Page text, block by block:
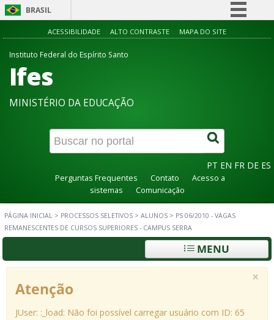
BRASIL
Simplifique!
Canais
ACESSIBILIDADE ALTO CONTRASTE MAPA DO SITE
Instituto Federal do Espírito Santo
Ifes
MINISTÉRIO DA EDUCAÇÃO
PT EN FR DE ES
Perguntas Frequentes Contato
Acesso a
sistemas
Comunicação
PÁGINA INICIAL > PROCESSOS SELETIVOS > ALUNOS > PS 06/2010 - VAGAS
REMANESCENTES DE CURSOS SUPERIORES - CAMPUS SERRA
MENU
×
Atenção
JUser: :_load: Não foi possível carregar usuário com ID: 65